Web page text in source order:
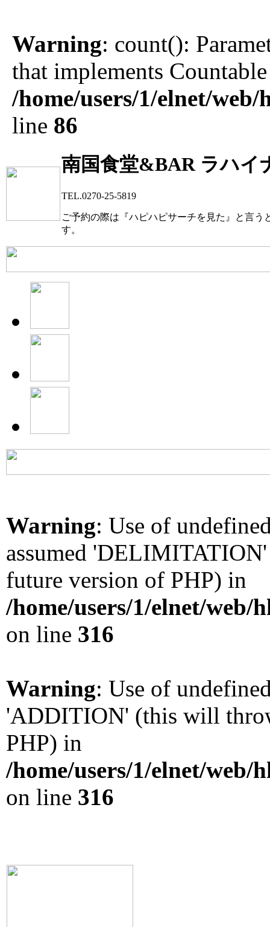
Warning: count():
that implements
/home/users/1/elnet/
line 86
南国食堂&BAR ラハイ
TEL.0270-25-5819
ご予約の際は『ハピハピサーチを見た』と言う
す。
Warning: Use of
assumed
future version of PHP) in
/home/users/1/elnet/web/
on line 316
Warning: Use of
'ADDITION' (this will
PHP) in
/home/users/1/elnet/web/
on line 316